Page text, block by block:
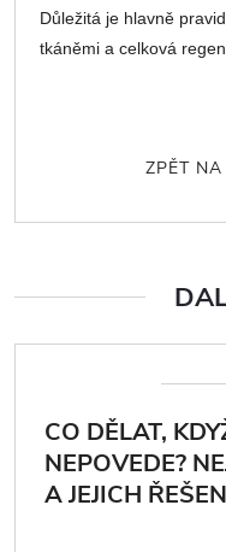
Důležitá je hlavně
tkáněmi a celková
ZPĚT
CO DĚLAT,
NEPOVEDE?
A JEJICH